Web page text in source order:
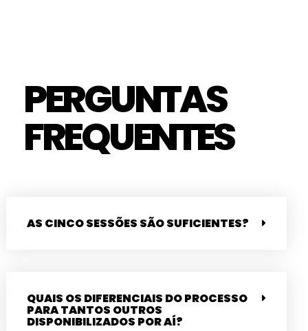
PERGUNTAS
FREQUENTES
AS CINCO SESSÕES SÃO SUFICIENTES?
QUAIS OS DIFERENCIAIS DO PROCESSO
PARA TANTOS OUTROS
DISPONIBILIZADOS POR AÍ?